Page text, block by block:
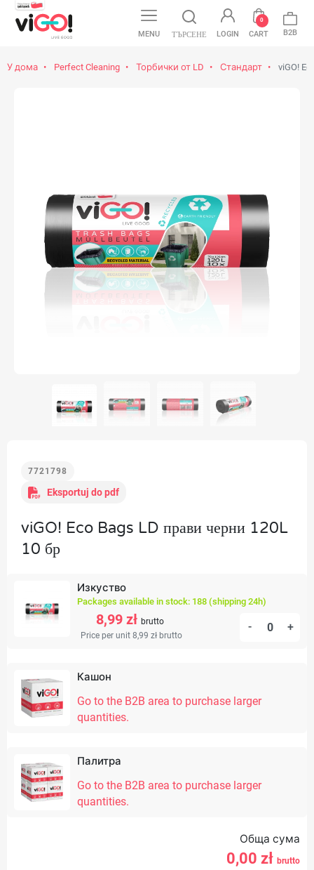
MENU ТЪРСЕНЕ LOGIN CART
0
B2B
У дома Perfect Cleaning Торбички от LD Стандарт viGO!
7721798
Eksportuj do pdf
viGO! Eco Bags LD прави черни 120L
10 бр
Изкуство
Packages available in stock: 188 (shipping 24h)
8,99 zł brutto
Price per unit 8,99 zł brutto
- +
Кашон
Go to the B2B area to purchase larger
quantities.
Палитра
Go to the B2B area to purchase larger
quantities.
Обща сума
0,00 zł brutto